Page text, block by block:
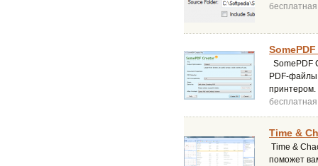
бесплатная
SomePDF
PDF-
принтером.
бесплатная
Time &
Time &
поможет